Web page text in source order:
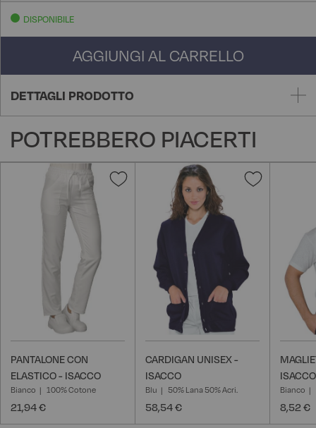
DISPONIBILE
AGGIUNGI AL CARRELLO
DETTAGLI PRODOTTO
POTREBBERO PIACERTI
Aggiungi
desideri
PANTALONE CON
ELASTICO - ISACCO
Bianco 100% Cotone
21,94 €
Aggiungi
CARDIGAN UNISEX -
ISACCO
Blu 50% Lana 50% Acri.
58,54 €
ISACCO
Bianco
8,52 €